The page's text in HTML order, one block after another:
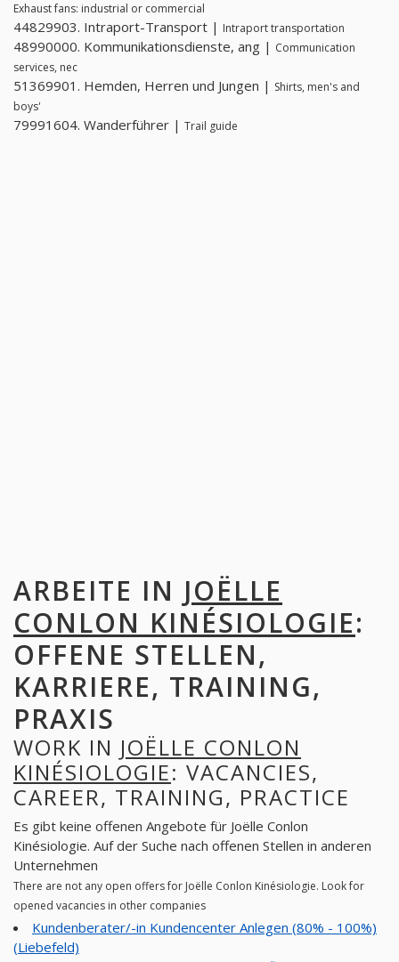
Exhaust fans: industrial or commercial
44829903. Intraport-Transport | Intraport transportation
48990000. Kommunikationsdienste, ang | Communication
services, nec
51369901. Hemden, Herren und Jungen | Shirts, men's and
boys'
79991604. Wanderführer | Trail guide
ARBEITE IN JOËLLE
CONLON KINÉSIOLOGIE:
OFFENE STELLEN,
KARRIERE, TRAINING,
PRAXIS
WORK IN JOËLLE CONLON
KINÉSIOLOGIE: VACANCIES,
CAREER, TRAINING, PRACTICE
Es gibt keine offenen Angebote für Joëlle Conlon
Kinésiologie. Auf der Suche nach offenen Stellen in anderen
Unternehmen
There are not any open offers for Joëlle Conlon Kinésiologie. Look for
opened vacancies in other companies
Kundenberater/-in Kundencenter Anlegen (80% - 100%)
(Liebefeld)